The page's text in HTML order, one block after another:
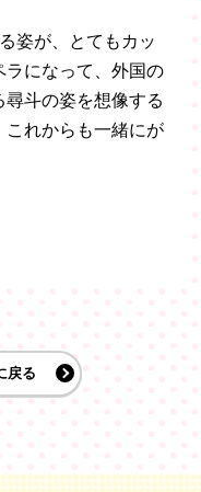
姿が、とてもカッ
ラになって、外国の
斗の姿を想像する
これからも一緒にが
戻る